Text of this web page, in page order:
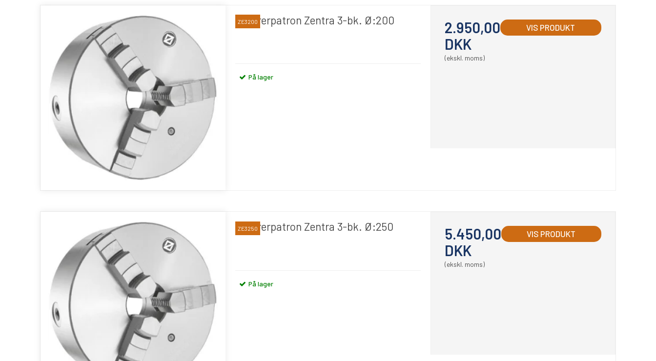
Centrerpatron Zentra 3-bk. Ø:200
ZE3200
På lager
2.950,00
DKK
(ekskl. moms)
VIS PRODUKT
Centrerpatron Zentra 3-bk. Ø:250
ZE3250
På lager
5.450,00
DKK
(ekskl. moms)
VIS PRODUKT